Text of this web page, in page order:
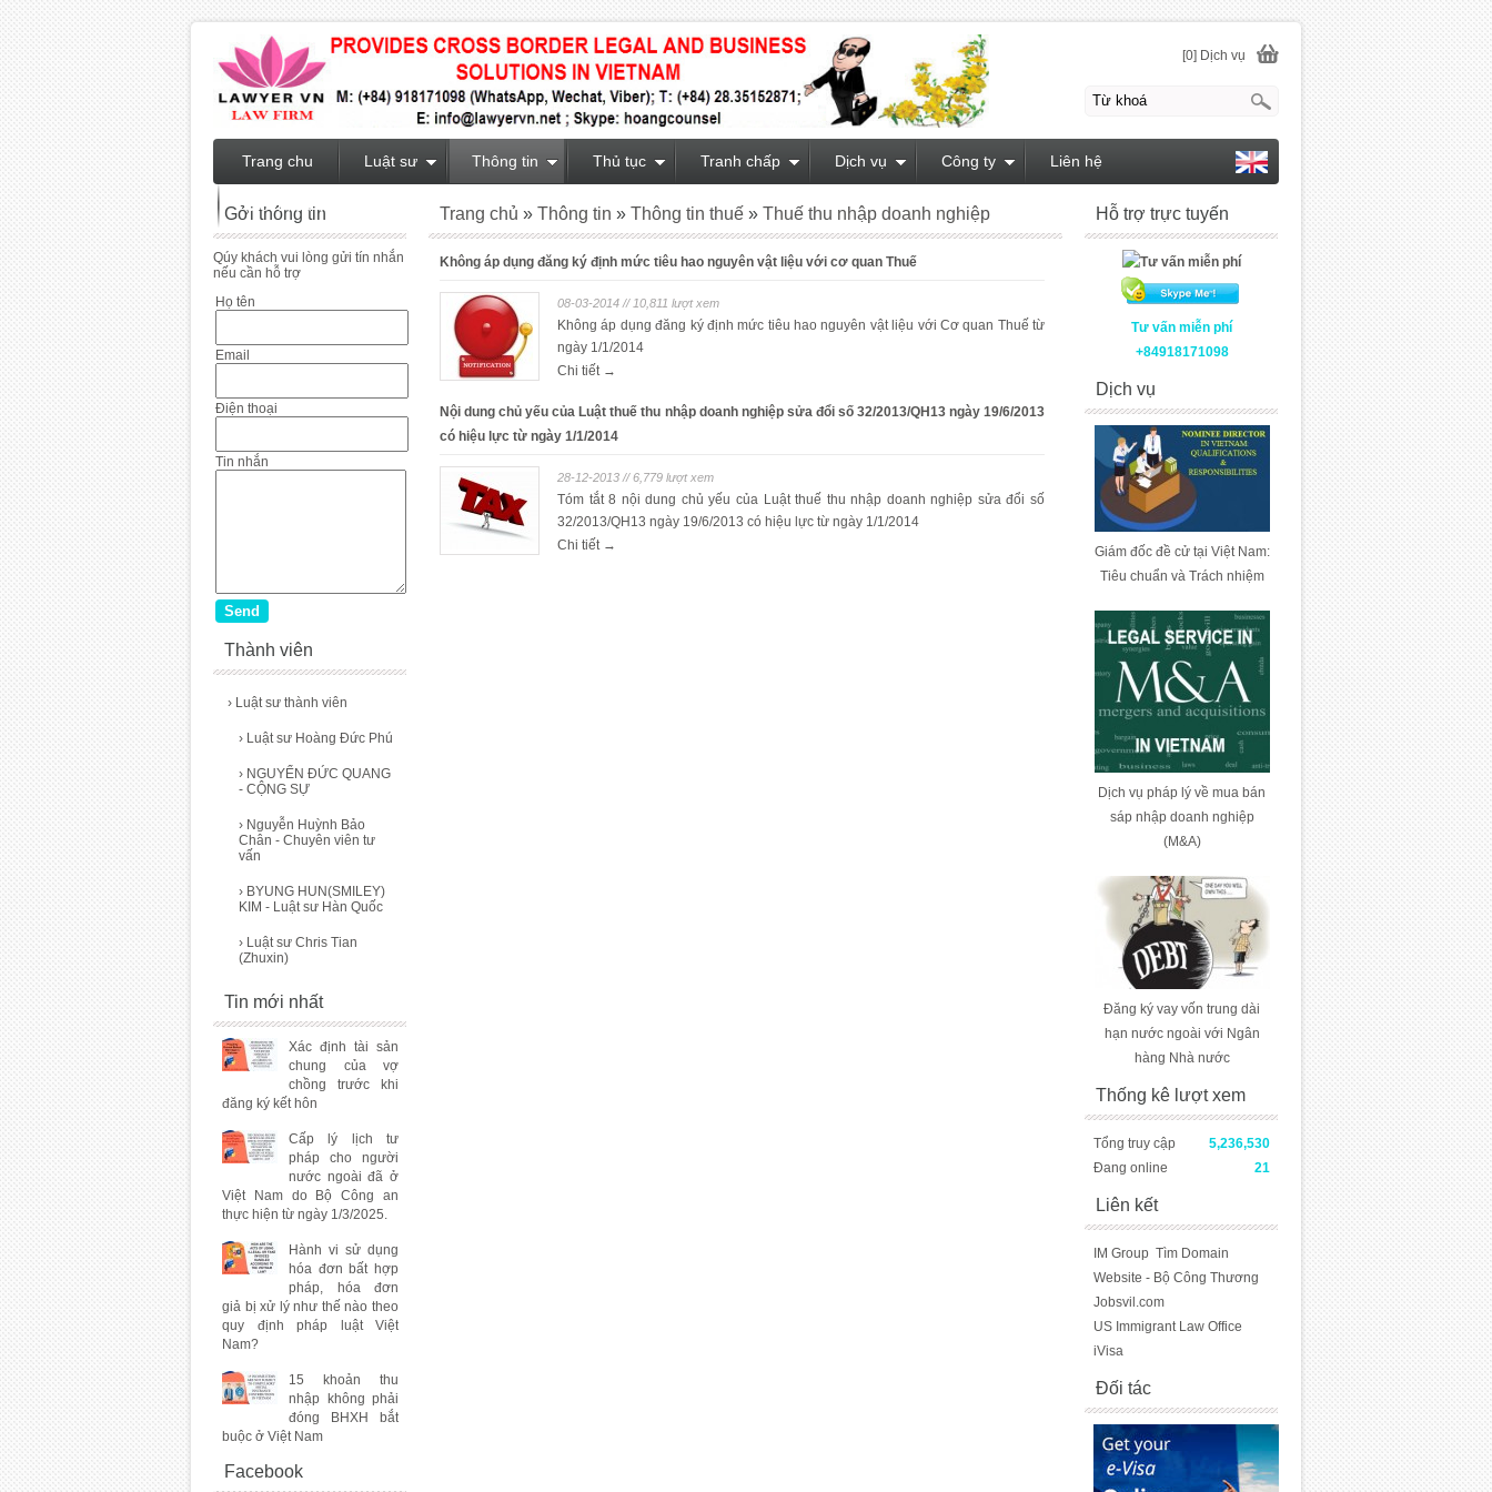
Không áp dụng đăng ký định mức tiêu hao nguyên vật liệu với cơ quan Thuế
08-03-2014 // 10,811 lượt xem
Không áp dụng đăng ký định mức tiêu hao nguyên vật liệu với Cơ quan Thuế từ
ngày 1/1/2014
Chi tiết →
Nội dung chủ yếu của Luật thuế thu nhập doanh nghiệp sửa đổi số 32/2013/QH13 ngày 19/6/2013
có hiệu lực từ ngày 1/1/2014
28-12-2013 // 6,779 lượt xem
Tóm tắt 8 nội dung chủ yếu của Luật thuế thu nhập doanh nghiệp sửa đổi số
32/2013/QH13 ngày 19/6/2013 có hiệu lực từ ngày 1/1/2014
Chi tiết →
Trang chủ » Thông tin » Thông tin thuế » Thuế thu nhập doanh nghiệp Hỗ trợ trực tuyến
Tư vấn miễn phí
+84918171098
Dịch vụ
Giám đốc đề cử tại Việt Nam:
Tiêu chuẩn và Trách nhiệm
Dịch vụ pháp lý về mua bán
sáp nhập doanh nghiệp
(M&A)
Đăng ký vay vốn trung dài
hạn nước ngoài với Ngân
hàng Nhà nước
Thống kê lượt xem
Tổng truy cập
5,236,530
Đang online
21
Liên kết
IM Group Tìm Domain
Website - Bộ Công Thương
Jobsvil.com
US Immigrant Law Office
iVisa
Đối tác
Gởi thông tin
Qúy khách vui lòng gửi tín nhắn
nếu cần hỗ trợ
Họ tên
Email
Điện thoại
Tin nhắn
Thành viên
› Luật sư thành viên
› Luật sư Hoàng Đức Phú
› NGUYỂN ĐỨC QUANG
- CỘNG SỰ
› Nguyễn Huỳnh Bảo
Chân - Chuyên viên tư
vấn
› BYUNG HUN(SMILEY)
KIM - Luật sư Hàn Quốc
› Luật sư Chris Tian
(Zhuxin)
Tin mới nhất
Xác định tài sản
chung của vợ
chồng trước khi
đăng ký kết hôn
Cấp lý lịch tư
pháp cho người
nước ngoài đã ở
Việt Nam do Bộ Công an
thực hiện từ ngày 1/3/2025.
Hành vi sử dụng
hóa đơn bất hợp
pháp, hóa đơn
giả bị xử lý như thế nào theo
quy định pháp luật Việt
Nam?
15 khoản thu
nhập không phải
đóng BHXH bắt
buộc ở Việt Nam
Facebook
[0] Dịch vụ
Trang chu Luật sư Thông tin Thủ tục Tranh chấp Dịch vụ Công ty Liên hệ
Giới thiệu Việt Nam